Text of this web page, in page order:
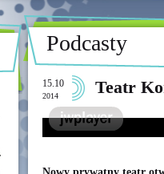
Podcasty
15.10
2014 Teatr